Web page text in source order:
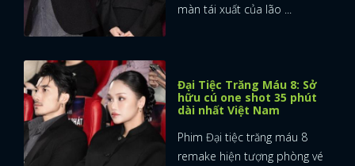
màn tái xuất của lão ...
Đại Tiệc Trăng Máu 8: Sở
hữu cú one shot 35 phút
dài nhất Việt Nam
Phim Đại tiệc trăng máu 8
remake hiện tượng phòng vé